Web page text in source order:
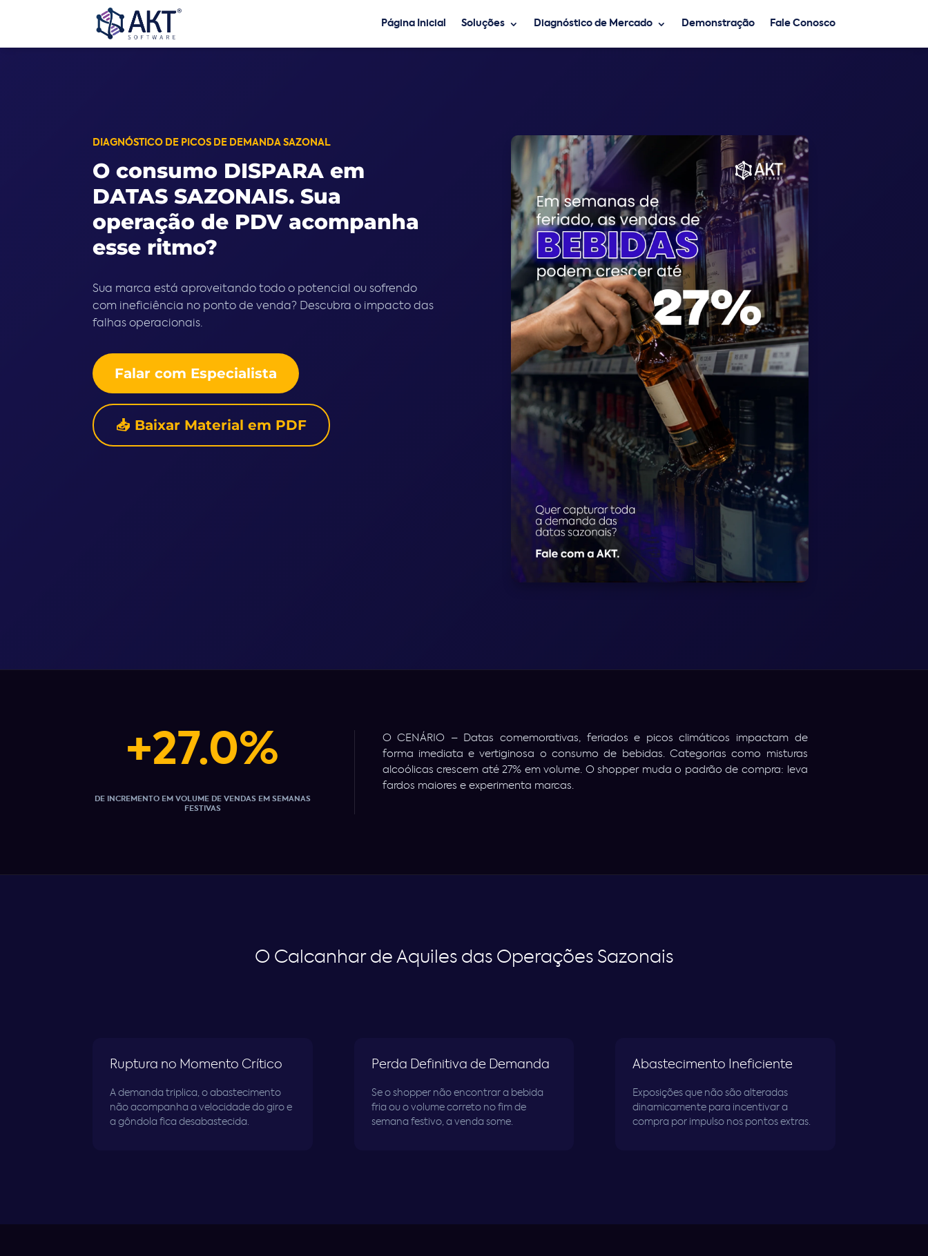
Página Inicial Soluções Diagnóstico de Mercado Demonstração Fale Conosco
DIAGNÓSTICO DE PICOS DE DEMANDA SAZONAL
O consumo DISPARA em
DATAS SAZONAIS. Sua
operação de PDV acompanha
esse ritmo?
Sua marca está aproveitando todo o potencial ou sofrendo
com ineficiência no ponto de venda? Descubra o impacto das
falhas operacionais.
Falar com Especialista
📥 Baixar Material em PDF
+27.0%
DE INCREMENTO EM VOLUME DE VENDAS EM SEMANAS
FESTIVAS
O CENÁRIO – Datas comemorativas, feriados e picos climáticos impactam de
forma imediata e vertiginosa o consumo de bebidas. Categorias como misturas
alcoólicas crescem até 27% em volume. O shopper muda o padrão de compra: leva
fardos maiores e experimenta marcas.
O Calcanhar de Aquiles das Operações Sazonais
Ruptura no Momento Crítico
A demanda triplica, o abastecimento
não acompanha a velocidade do giro e
a gôndola fica desabastecida.
Perda Definitiva de Demanda
Se o shopper não encontrar a bebida
fria ou o volume correto no fim de
semana festivo, a venda some.
Abastecimento Ineficiente
Exposições que não são alteradas
dinamicamente para incentivar a
compra por impulso nos pontos extras.